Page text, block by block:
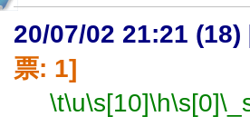
20/07/02 21:21 (18)
票: 1]
\t\u\s[10]\h\s[0]